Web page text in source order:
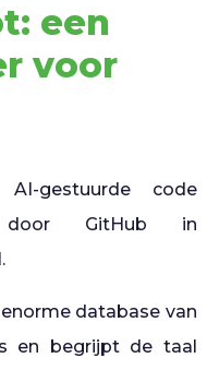
een
voor
gestuurde code
door GitHub in
database van
en begrijpt de taal